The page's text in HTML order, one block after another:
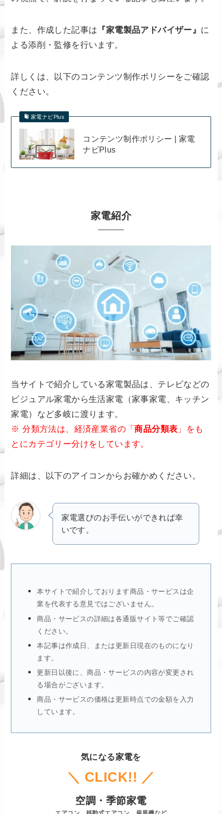
また、作成した記事は 『家電製品アドバイザー』 に
よる添削・監修を行います。
詳しくは、以下のコンテンツ制作ポリシーをご確認
ください。
家電ナビPlus
コンテンツ制作ポリシー | 家電
ナビPlus
家電紹介
当サイトで紹介している家電製品は、テレビなどの
ビジュアル家電から生活家電（家事家電、キッチン
家電）など多岐に渡ります。
※ 分類方法は、経済産業省の「商品分類表 」をも
とにカテゴリー分けをしています。
詳細は、以下のアイコンからお確かめください。
家電選びのお手伝いができれば幸
いです。
本サイトで紹介しております商品・サービスは企
業を代表する意見ではございません。
商品・サービスの詳細は各通販サイト等でご確認
ください。
本記事は作成日、または更新日現在のものになり
ます。
更新日以後に、商品・サービスの内容が変更され
る場合がございます。
商品・サービスの価格は更新時点での金額を入力
しています。
気になる家電を
＼ CLICK!! ／
空調・季節家電